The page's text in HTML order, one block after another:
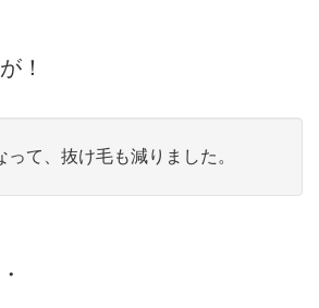
！
て、抜け毛も減りました。